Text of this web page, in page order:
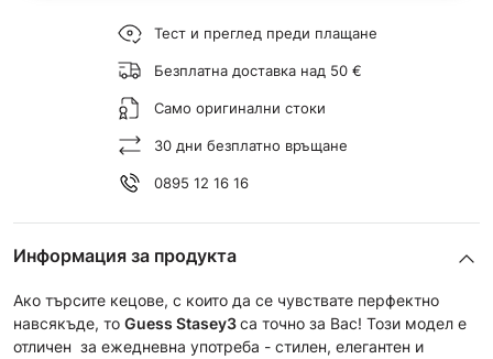
Тест и преглед преди плащане
Безплатна доставка над 50 €
Само оригинални стоки
30 дни безплатно връщане
0895 12 16 16
Информация за продукта
Ако търсите кецове, с които да се чувствате перфектно
навсякъде, то Guess Stasey3са точно за Вас! Този модел е
отличен за ежедневна употреба - стилен, елегантен и